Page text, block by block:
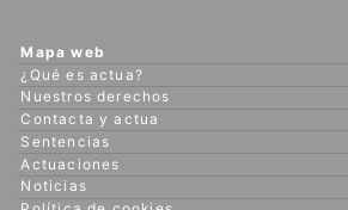
Mapa web
¿Qué es actua?
Nuestros derechos
Contacta y actua
Sentencias
Actuaciones
Noticias